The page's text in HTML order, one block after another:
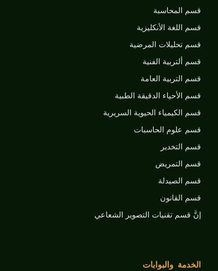
قسم المحاسبة
قسم اللغة الأنكليزية
قسم تحليلات المرضية
قسم ألتربية الفنية
قسم التربية العامة
قسم الأحياء الدقيقة الطبية
قسم الكيمياء الحيوية السريرية
قسم علوم الحاسبات
قسم التخدير
قسم التمريض
قسم الصيدلة
قسم القانون
إنَّ قسم تقنيات التصوير الشعاعي
الخدمة والبوابات